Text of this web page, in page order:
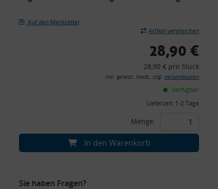
Auf den Merkzettel
Artikel vergleichen
28,90 €
28,90 € pro Stück
inkl. gesetzl. MwSt., zzgl. Versandkosten
Verfügbar
Lieferzeit: 1-2 Tage
Menge:
In den Warenkorb
Sie haben Fragen?